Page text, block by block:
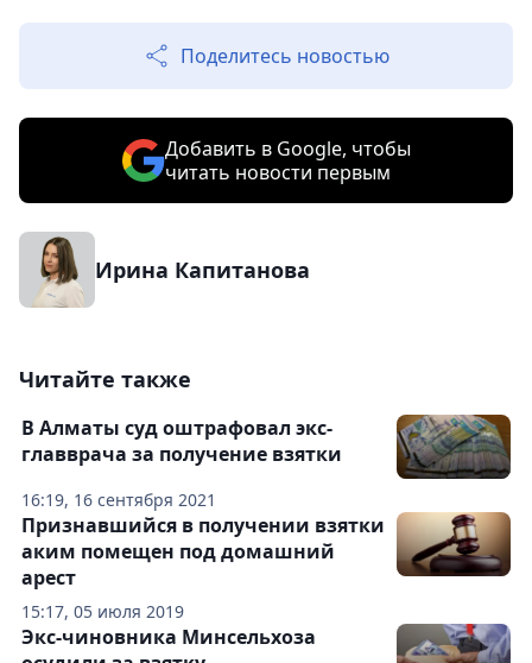
Поделитесь новостью
Добавить в Google, чтобы
читать новости первым
Ирина Капитанова
Читайте также
16:19, 16 сентября 2021
В Алматы суд оштрафовал экс-
главврача за получение взятки
15:17, 05 июля 2019
Признавшийся в получении взятки
аким помещен под домашний
арест
Экс-чиновника Минсельхоза